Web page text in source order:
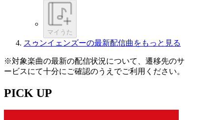
マイうた
スゥンイェンズーの最新配信曲をもっと見る
※対象楽曲の最新の配信状況について、遷移先のサ
ービスにて十分にご確認のうえでご利用ください。
PICK UP